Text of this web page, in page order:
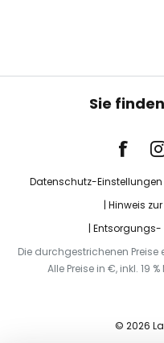
Sie
Datenschutz-Einstellungen
Hinweis
Entsorgungs-
Die durchgestrichenen Preise
Alle Preise in €, inkl. 19
© 2026